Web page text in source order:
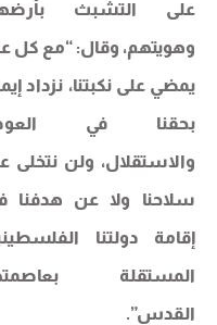
على التشبث بأرضهم
وهويتهم، وقال: “مع كل عام
يمضي على نكبتنا، نزداد إيمانًا
بحقنا في العودة
والاستقلال، ولن نتخلى عن
سلاحنا ولا عن هدفنا في
إقامة دولتنا الفلسطينية
المستقلة بعاصمتها
القدس”.